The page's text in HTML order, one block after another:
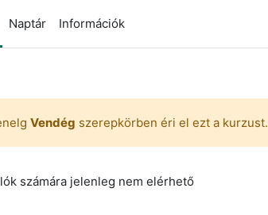
Naptár Információk
Vendég szerepkörben éri el ezt a kurzust.
számára jelenleg nem elérhető